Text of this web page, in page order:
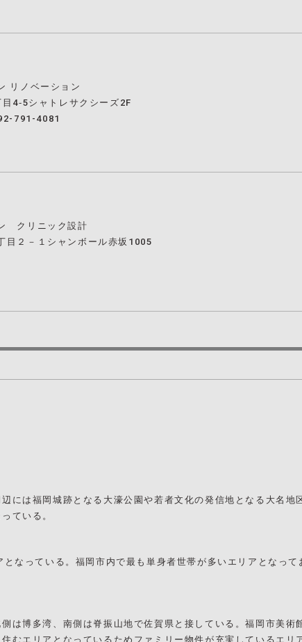
リノベーション
4‐5シャトレサクシーズ2F
791-4081
クリニック設計
目２－１シャンボール赤坂1005
には福岡城跡となる大濠公園や若者文化の発信地となる大名地
ている。
なっている。福岡市内で最も単身者世帯が多いエリアとなって
博多湾、南側は脊振山地で佐賀県と接している。福岡市美術
エリアとなっているためファミリー物件が充実しているエリ